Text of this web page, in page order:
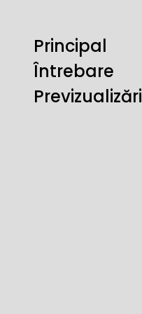
Principal
Întrebare
Previzualizări